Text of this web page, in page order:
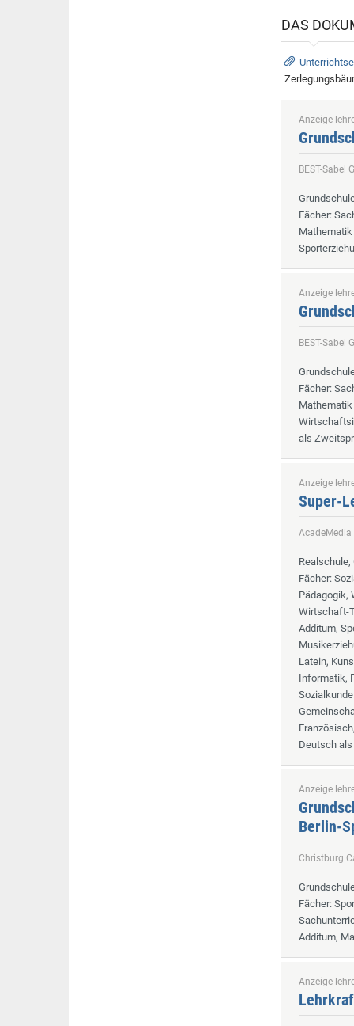
DAS
Anzeige
BEST-
Fächer:
Anzeige
BEST-
Fächer:
als
Anzeige
Super-
Fächer:
Pädagogik,
Wirtschaft-
Additum,
Latein,
Informatik,
Deutsch
Anzeige
Berlin-
Christburg
Fächer:
Additum,
Anzeige